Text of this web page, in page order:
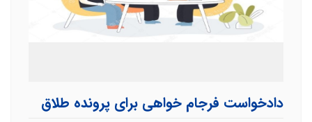
دادخواست فرجام خواهی برای پرونده طلاق